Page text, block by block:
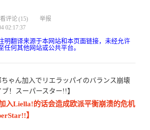
评论(15)
举报
02:17:37
明翻译来源于本网站和本页面链接，未经允许
任何其他网站或公共平台。
ちゃん加入でリエラッパイのバランス崩壊
！スーパースター!!】
入Liella!的话会造成欧派平衡崩溃的危机
】